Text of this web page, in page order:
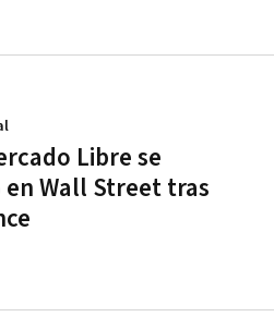
Libre se
Wall Street tras